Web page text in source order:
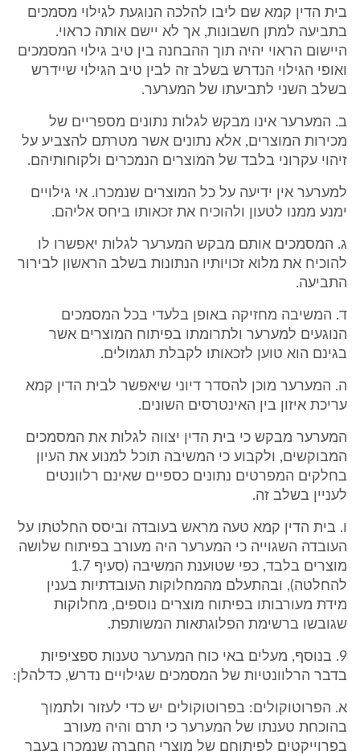
בית הדין קמא שם ליבו להלכה הנוגעת לגילוי מסמכים
בתביעה למתן חשבונות, אך לא יישם אותה כראוי.
היישום הראוי יהיה תוך ההבחנה בין טיב גילוי המסמכים
ואופי הגילוי הנדרש בשלב זה לבין טיב הגילוי שיידרש
בשלב השני לתביעתו של המערער.
ב. המערער אינו מבקש לגלות נתונים מספריים של
מכירות המוצרים, אלא נתונים אשר מטרתם להצביע על
זיהוי עקרוני בלבד של המוצרים הנמכרים ולקוחותיהם.
למערער אין ידיעה על כל המוצרים שנמכרו. אי גילויים
ימנע ממנו לטעון ולהוכיח את זכאותו ביחס אליהם.
ג. המסמכים אותם מבקש המערער לגלות יאפשרו לו
להוכיח את מלוא זכויותיו הנתונות בשלב הראשון לבירור
התביעה.
ד. המשיבה מחזיקה באופן בלעדי בכל המסמכים
הנוגעים למערער ולתרומתו בפיתוח המוצרים אשר
בגינם הוא טוען לזכאותו לקבלת תגמולים.
ה. המערער מוכן להסדר דיוני שיאפשר לבית הדין קמא
עריכת איזון בין האינטרסים השונים.
המערער מבקש כי בית הדין יצווה לגלות את המסמכים
המבוקשים, ולקבוע כי המשיבה תוכל למנוע את העיון
בחלקים המפרטים נתונים כספיים שאינם רלוונטים
לעניין בשלב זה.
ו. בית הדין קמא טעה מראש בעובדה וביסס החלטתו על
העובדה השגוייה כי המערער היה מעורב בפיתוח שלושה
מוצרים בלבד, כפי שטוענת המשיבה (סעיף 1.7
להחלטה), ובהתעלם מהמחלוקות העובדתיות בענין
מידת מעורבותו בפיתוח מוצרים נוספים, מחלוקות
שגובשו ברשימת הפלוגתאות המשותפת.
9. בנוסף, מעלים באי כוח המערער טענות ספציפיות
בדבר הרלוונטיות של המסמכים שגילויים נדרש, כדלהלן:
א. הפרוטוקולים: בפרוטוקולים יש כדי לעזור ולתמוך
בהוכחת טענתו של המערער כי תרם והיה מעורב
בפרוייקטים לפיתוחם של מוצרי החברה שנמכרו בעבר